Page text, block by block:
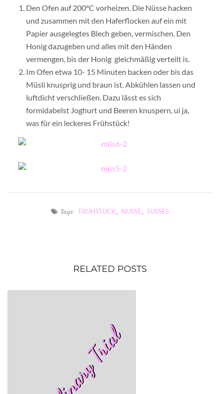
Den Ofen auf 200°C vorheizen. Die Nüsse hacken
und zusammen mit den Haferflocken auf ein mit
Papier ausgelegtes Blech geben, vermischen. Den
Honig dazugeben und alles mit den Händen
vermengen, bis der Honig gleichmäßig verteilt is.
Im Ofen etwa 10- 15 Minuten backen oder bis das
Müsli knusprig und braun ist. Abkühlen lassen und
luftdicht verschließen. Dazu lässt es sich
formidabelst Joghurt und Beeren knuspern, ui ja,
was für ein leckeres Frühstück!
Tags: FRÜHSTÜCK, NÜSSE, SÜSSES
RELATED POSTS